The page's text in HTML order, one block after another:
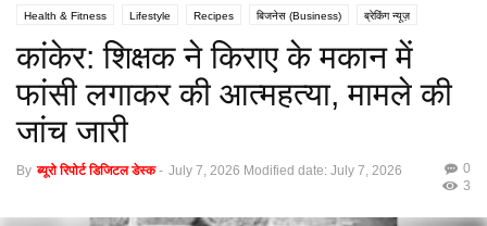
Health & Fitness Lifestyle Recipes बिजनेस (Business) ब्रेकिंग न्यूज़
मनोरंजन (Entertainment) राशिफल / ज्योतिष स्वास्थ्य (Health)
कांकेर: शिक्षक ने किराए के मकान में
फांसी लगाकर की आत्महत्या, मामले की
जांच जारी
By ब्यूरो रिपोर्ट डिजिटल डेस्क - July 7, 2026 Modified date: July 7, 2026
0
3